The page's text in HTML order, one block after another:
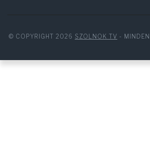
© COPYRIGHT 2026 SZOLNOK TV -